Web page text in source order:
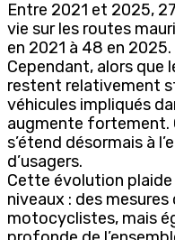
Entre 2021 et 2025,
vie sur les routes
en 2021 à 48 en 2025.
Cependant, alors que
restent relativement
véhicules impliqués
augmente fortement.
s’étend désormais à
d’usagers.
Cette évolution
niveaux : des
motocyclistes, mais